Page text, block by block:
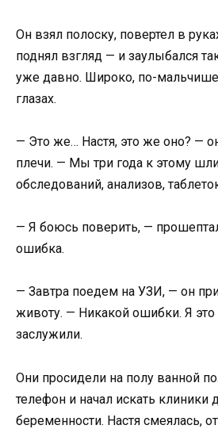
Он взял полоску, повертел в
поднял взгляд — и заулыбался
уже давно. Широко, по-
глазах.
— Это же… Настя, это же оно? —
плечи. — Мы три года к этому
обследований, анализов,
— Я боюсь поверить, —
ошибка.
— Завтра поедем на УЗИ, — он
животу. — Никакой ошибки. Я
заслужили.
Они просидели на полу ванной
телефон и начал искать клиники
беременности. Настя смеялась,